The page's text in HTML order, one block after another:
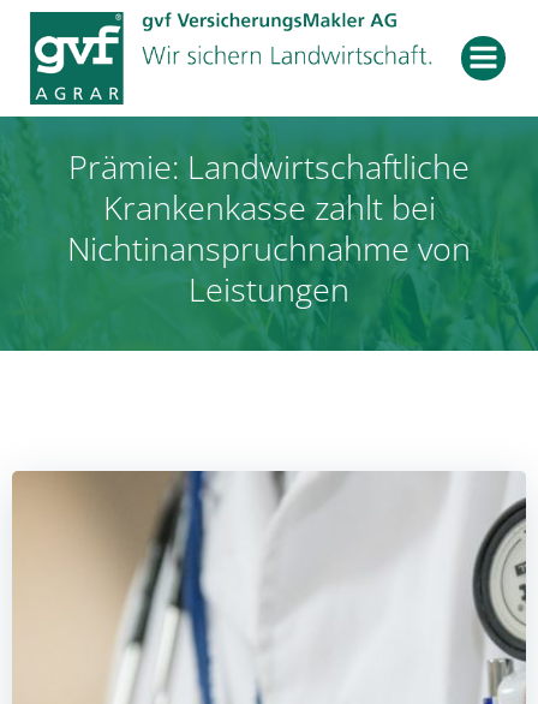
Zum
Inhalt
springen
Prämie: Landwirtschaftliche
Krankenkasse zahlt bei
Nichtinanspruchnahme von
Leistungen